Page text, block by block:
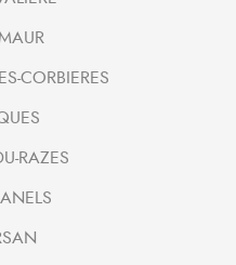
CORBIERES
RAZES